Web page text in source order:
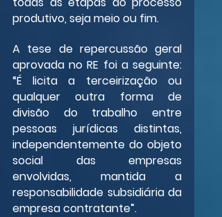
produtivo, seja meio ou fim.
A tese de repercussão geral
aprovada no RE foi a seguinte:
“É licita a terceirização ou
qualquer outra forma de
divisão do trabalho entre
pessoas jurídicas distintas,
independentemente do objeto
social das empresas
envolvidas, mantida a
responsabilidade subsidiária da
empresa contratante”.